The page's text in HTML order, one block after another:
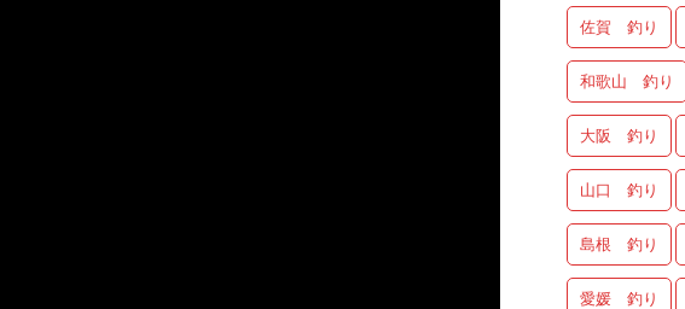
佐賀 釣り
和歌山 釣り
大阪 釣り
山口 釣り
島根 釣り
愛媛 釣り